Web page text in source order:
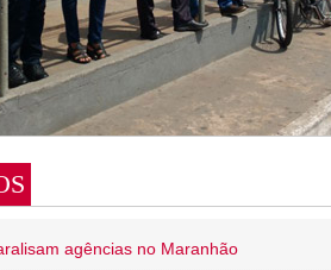
agências no Maranhão